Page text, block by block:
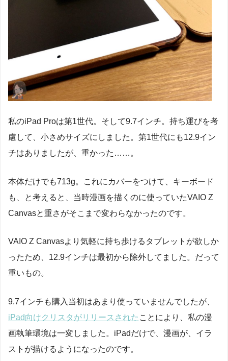
私のiPad Proは第1世代。そして9.7インチ。持ち運びを考
慮して、小さめサイズにしました。第1世代にも12.9イン
チはありましたが、重かった……。
本体だけでも713g。これにカバーをつけて、キーボード
も、と考えると、当時漫画を描くのに使っていたVAIO Z
Canvasと重さがそこまで変わらなかったのです。
VAIO Z Canvasより気軽に持ち歩けるタブレットが欲しか
ったため、12.9インチは最初から除外してました。だって
重いもの。
9.7インチも購入当初はあまり使っていませんでしたが、
iPad向けクリスタがリリースされた ことにより、私の漫
画執筆環境は一変しました。iPadだけで、漫画が、イラ
ストが描けるようになったのです。